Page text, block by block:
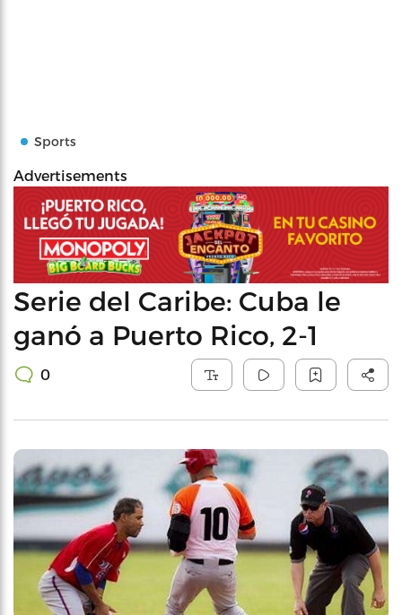
Sports
Advertisements
Serie del Caribe: Cuba le
ganó a Puerto Rico, 2-1
0